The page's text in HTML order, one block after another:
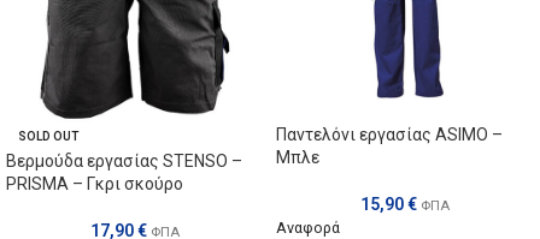
SOLD OUT
Βερμούδα εργασίας STENSO –
PRISMA – Γκρι σκούρο
17,90€ ΦΠΑ
Παντελόνι εργασίας ASIMO –
Μπλε
15,90€ ΦΠΑ
Αναφορά